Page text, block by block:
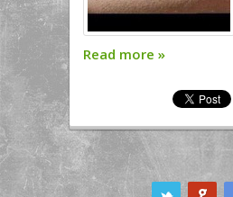
Read more »